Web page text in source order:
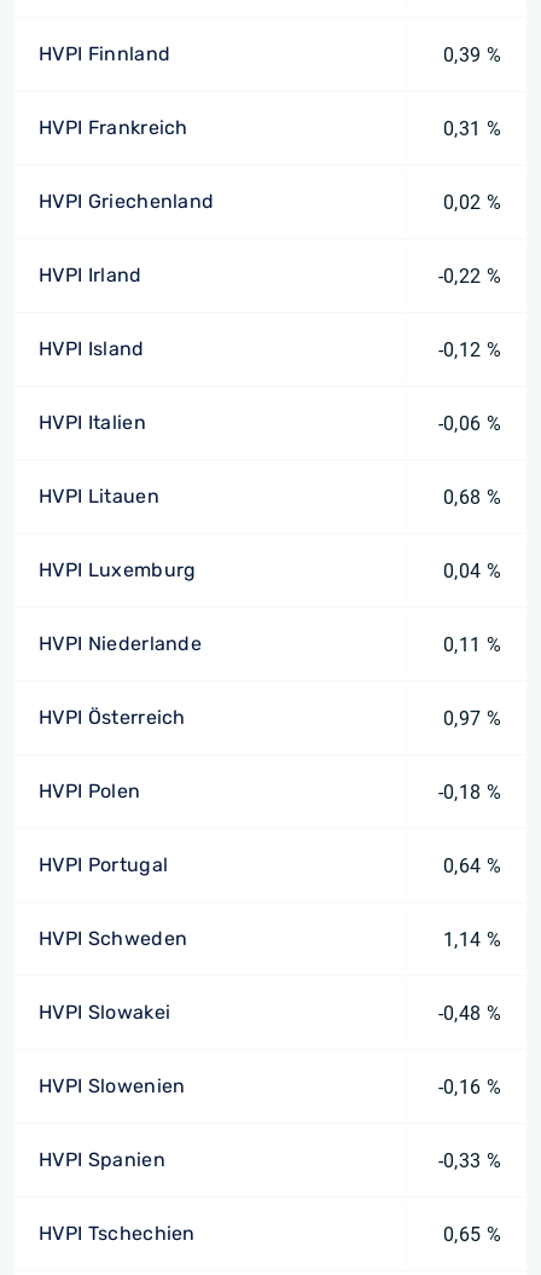
HVPI Finnland 0,39 %
HVPI Frankreich 0,31 %
HVPI Griechenland 0,02 %
HVPI Irland -0,22 %
HVPI Island -0,12 %
HVPI Italien -0,06 %
HVPI Litauen 0,68 %
HVPI Luxemburg 0,04 %
HVPI Niederlande 0,11 %
HVPI Österreich 0,97 %
HVPI Polen -0,18 %
HVPI Portugal 0,64 %
HVPI Schweden 1,14 %
HVPI Slowakei -0,48 %
HVPI Slowenien -0,16 %
HVPI Spanien -0,33 %
HVPI Tschechien 0,65 %